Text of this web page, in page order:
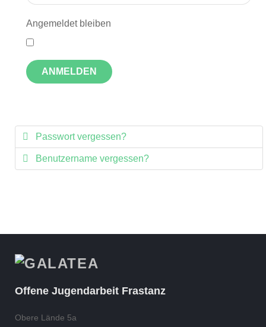
Angemeldet bleiben
ANMELDEN
Passwort vergessen?
Benutzername vergessen?
Offene Jugendarbeit Frastanz
Obere Lände 5a